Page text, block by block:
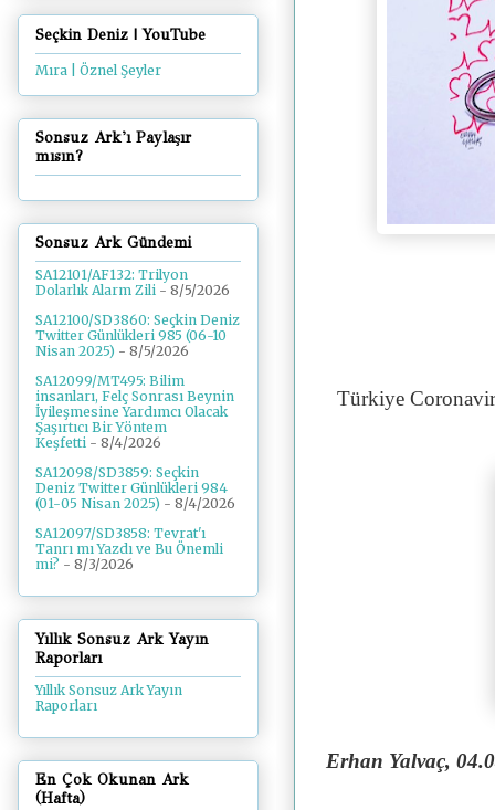
Türkiye
Erhan Yalvaç, 04.
Seçkin Deniz | YouTube
Mıra | Öznel Şeyler
Sonsuz Ark'ı Paylaşır
mısın?
Sonsuz Ark Gündemi
SA12101/AF132: Trilyon
Dolarlık Alarm Zili - 8/5/2026
SA12100/SD3860: Seçkin Deniz
Twitter Günlükleri 985 (06-10
Nisan 2025) - 8/5/2026
SA12099/MT495: Bilim
insanları, Felç Sonrası Beynin
İyileşmesine Yardımcı Olacak
Şaşırtıcı Bir Yöntem
Keşfetti - 8/4/2026
SA12098/SD3859: Seçkin
Deniz Twitter Günlükleri 984
(01-05 Nisan 2025) - 8/4/2026
SA12097/SD3858: Tevrat'ı
Tanrı mı Yazdı ve Bu Önemli
mi? - 8/3/2026
Yıllık Sonsuz Ark Yayın
Raporları
Yıllık Sonsuz Ark Yayın
Raporları
En Çok Okunan Ark
(Hafta)